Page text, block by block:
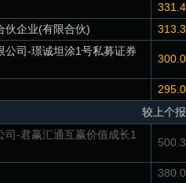
伙企业(有限合伙)
公司-璟诚坦涂1号私募证券
较上个
-君赢汇通互赢价值成长1